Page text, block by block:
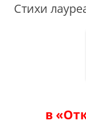
Стихи
в